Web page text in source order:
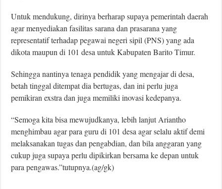
Untuk mendukung, dirinya berharap supaya pemerintah daerah
agar menyediakan fasilitas sarana dan prasarana yang
representatif terhadap pegawai negeri sipil (PNS) yang ada
dikota maupun di 101 desa untuk Kabupaten Barito Timur.
Sehingga nantinya tenaga pendidik yang mengajar di desa,
betah tinggal ditempat dia bertugas, dan ini perlu juga
pemikiran exstra dan juga memiliki inovasi kedepanya.
“Semoga kita bisa mewujudkanya, lebih lanjut Ariantho
menghimbau agar para guru di 101 desa agar selalu aktif demi
melaksanakan tugas dan pengabdian, dan bila anggaran yang
cukup juga supaya perlu dipikirkan bersama ke depan untuk
para pengawas.”tutupnya.(ag/gk)